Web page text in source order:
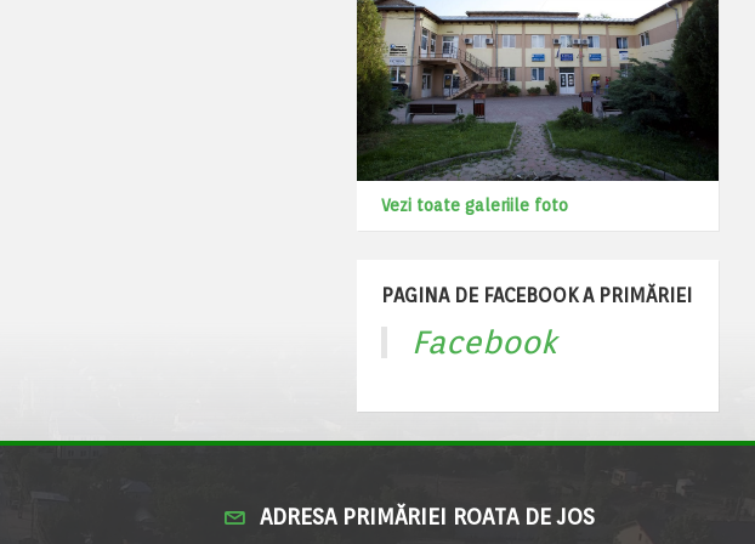
Vezi toate galeriile foto
PAGINA DE FACEBOOK A PRIMĂRIEI
Facebook
ADRESA PRIMĂRIEI ROATA DE JOS